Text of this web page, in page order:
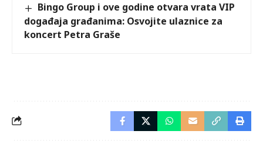
Bingo Group i ove godine otvara vrata VIP
događaja građanima: Osvojite ulaznice za
koncert Petra Graše